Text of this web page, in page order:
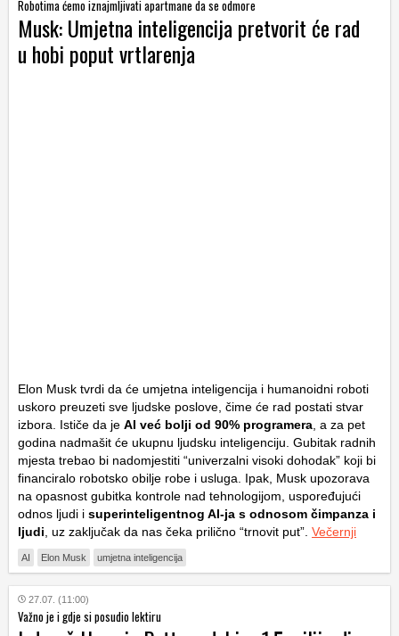
Robotima ćemo iznajmljivati apartmane da se odmore
Musk: Umjetna inteligencija pretvorit će rad
u hobi poput vrtlarenja
Elon Musk tvrdi da će umjetna inteligencija i humanoidni roboti
uskoro preuzeti sve ljudske poslove, čime će rad postati stvar
izbora. Ističe da je AI već bolji od 90% programera , a za pet
godina nadmašit će ukupnu ljudsku inteligenciju. Gubitak radnih
mjesta trebao bi nadomjestiti “univerzalni visoki dohodak” koji bi
financiralo robotsko obilje robe i usluga. Ipak, Musk upozorava
na opasnost gubitka kontrole nad tehnologijom, uspoređujući
odnos ljudi i superinteligentnog AI-ja s odnosom čimpanza i
ljudi , uz zaključak da nas čeka prilično “trnovit put”. Večernji
AI Elon Musk umjetna inteligencija
27.07. (11:00)
Važno je i gdje si posudio lektiru